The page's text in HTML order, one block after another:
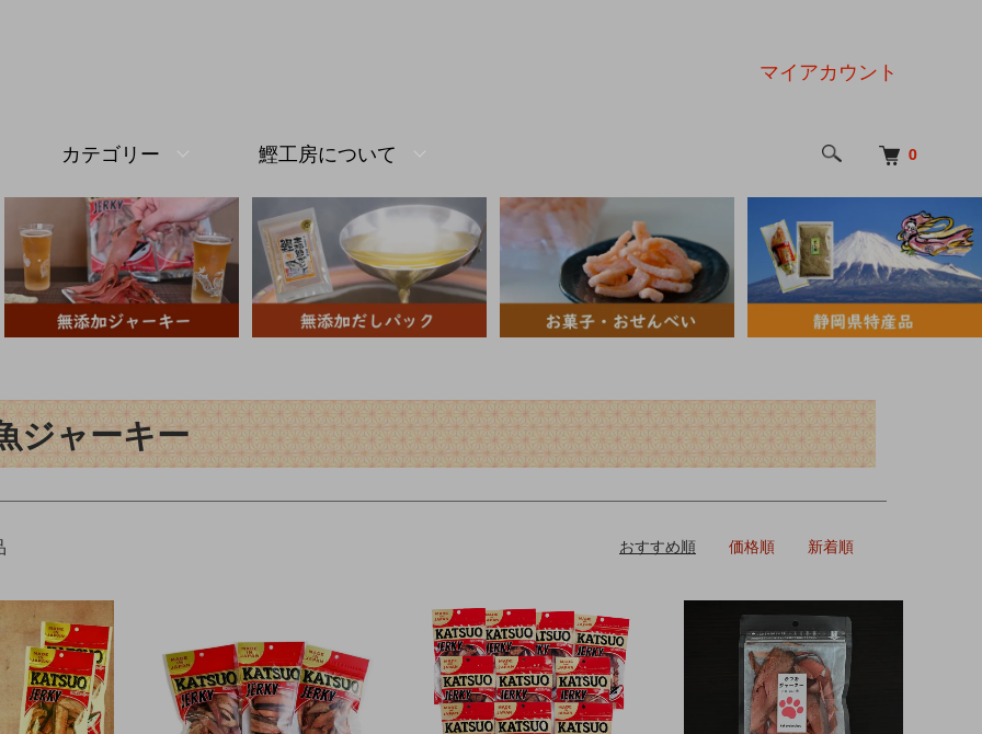
0
カテゴリー 鰹工房について
マイアカウント
ジャーキー
おすすめ順 価格順 新着順